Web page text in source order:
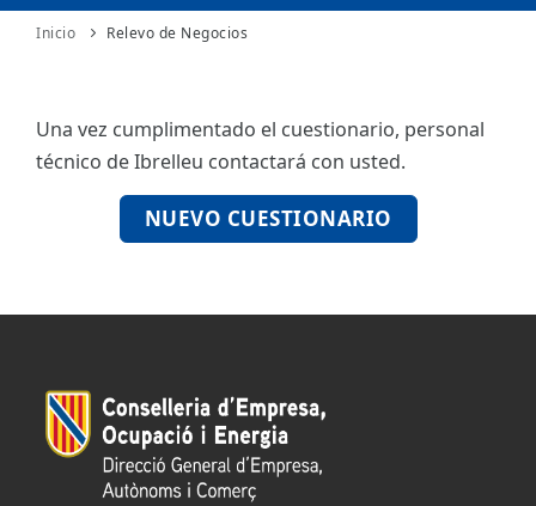
STARTUPS AVANZADAS
ES
Inicio Relevo de Negocios
Una vez cumplimentado el cuestionario, personal
técnico de Ibrelleu contactará con usted.
NUEVO CUESTIONARIO